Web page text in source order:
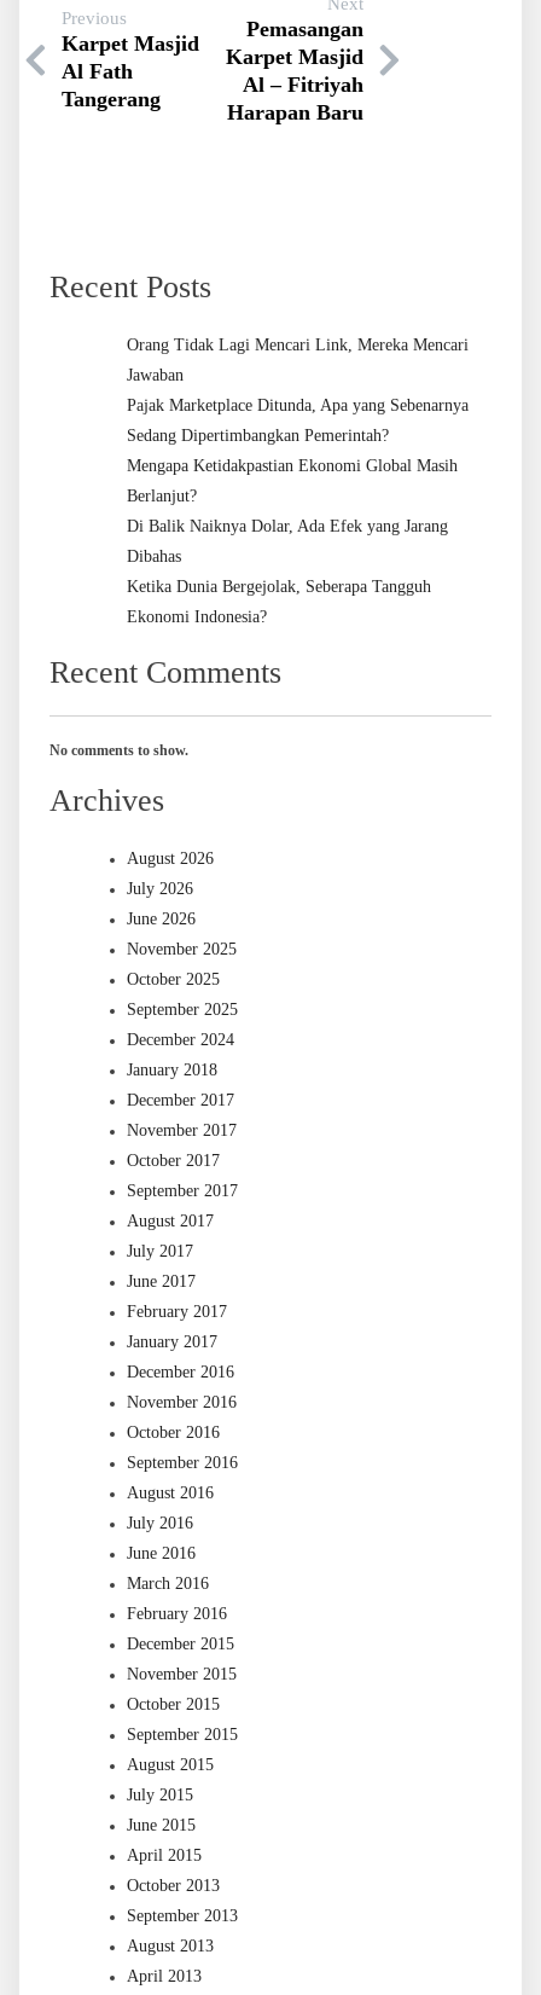
Previous
Karpet Masjid
Al Fath
Tangerang
Pemasangan
Karpet Masjid
Al – Fitriyah
Harapan Baru
Recent Posts
Orang Tidak Lagi Mencari Link, Mereka Mencari
Jawaban
Pajak Marketplace Ditunda, Apa yang Sebenarnya
Sedang Dipertimbangkan Pemerintah?
Mengapa Ketidakpastian Ekonomi Global Masih
Berlanjut?
Di Balik Naiknya Dolar, Ada Efek yang Jarang
Dibahas
Ketika Dunia Bergejolak, Seberapa Tangguh
Ekonomi Indonesia?
Recent Comments
No comments to show.
Archives
August 2026
July 2026
June 2026
November 2025
October 2025
September 2025
December 2024
January 2018
December 2017
November 2017
October 2017
September 2017
August 2017
July 2017
June 2017
February 2017
January 2017
December 2016
November 2016
October 2016
September 2016
August 2016
July 2016
June 2016
March 2016
February 2016
December 2015
November 2015
October 2015
September 2015
August 2015
July 2015
June 2015
April 2015
October 2013
September 2013
August 2013
April 2013